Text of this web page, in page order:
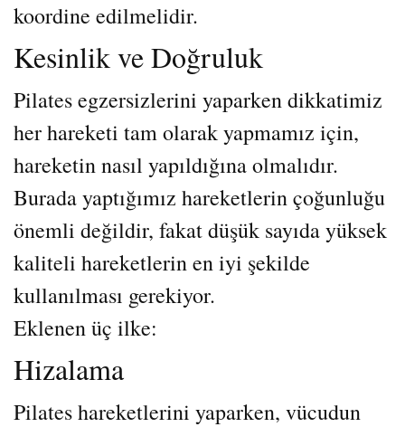
koordine edilmelidir.
Kesinlik ve Doğruluk
Pilates egzersizlerini yaparken dikkatimiz
her hareketi tam olarak yapmamız için,
hareketin nasıl yapıldığına olmalıdır.
Burada yaptığımız hareketlerin çoğunluğu
önemli değildir, fakat düşük sayıda yüksek
kaliteli hareketlerin en iyi şekilde
kullanılması gerekiyor.
Eklenen üç ilke:
Hizalama
Pilates hareketlerini yaparken, vücudun